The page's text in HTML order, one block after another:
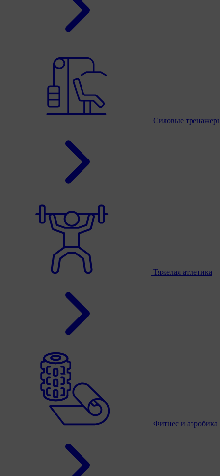
Силовые
Тяжелая атлетика
Фитнес и аэробика